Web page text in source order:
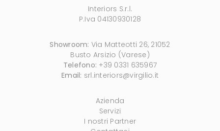
Interiors S.r.l.
P.Iva 04130930128
Showroom: Via Matteotti 26, 21052
Busto Arsizio (Varese)
Telefono: +39 0331 635967
Email: srl.interiors@virgilio.it
Azienda
Servizi
I nostri Partner